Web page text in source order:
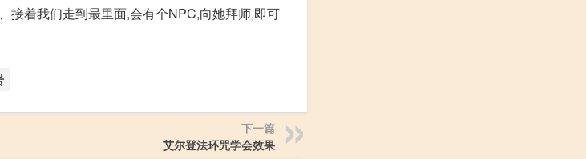
接着我们走到最里面,会有个NPC,向她拜师,即可
下一篇
艾尔登法环咒学会效果